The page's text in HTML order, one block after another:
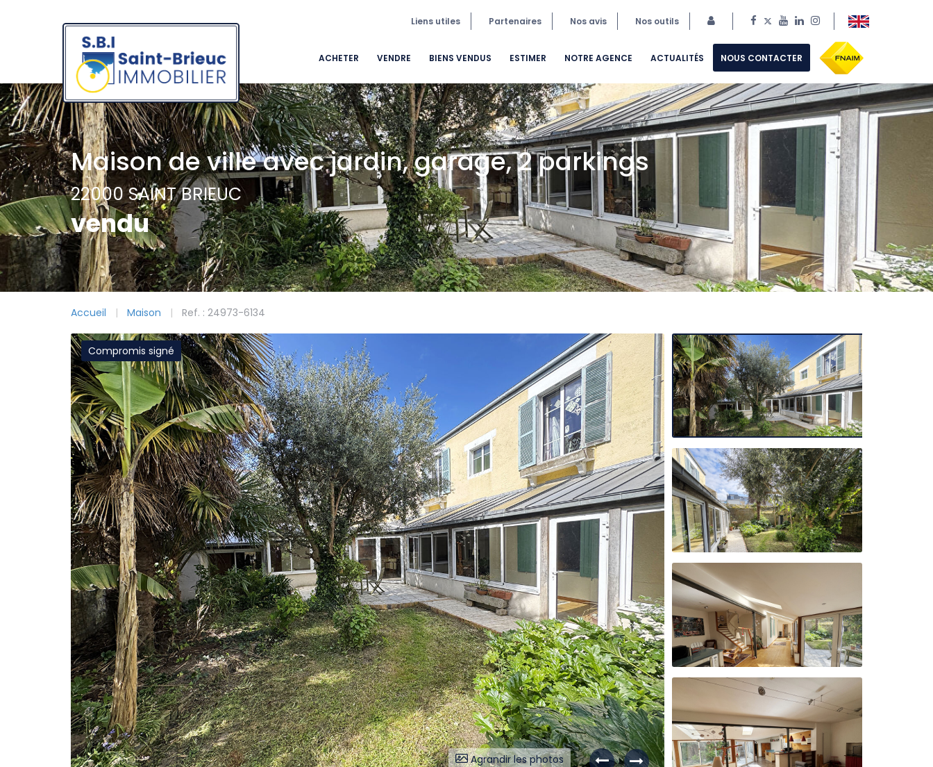
Liens utiles Partenaires Nos avis Nos outils
ACHETER VENDRE BIENS VENDUS ESTIMER NOTRE AGENCE ACTUALITÉS NOUS CONTACTER
Maison de ville avec jardin, garage, 2 parkings
22000 SAINT BRIEUC
vendu
Accueil Maison Ref. : 24973-6134
Agrandir les photos
Compromis signé